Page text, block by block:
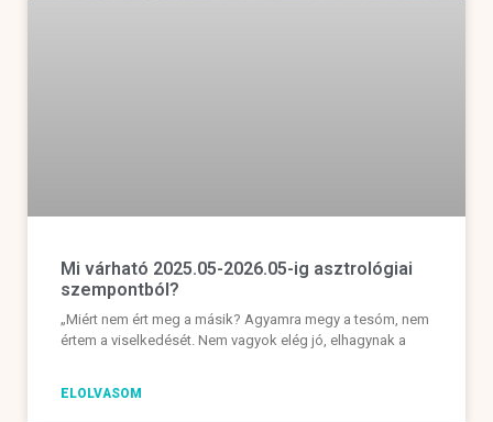
Mi várható 2025.05-2026.05-ig asztrológiai
szempontból?
„Miért nem ért meg a másik? Agyamra megy a tesóm, nem
értem a viselkedését. Nem vagyok elég jó, elhagynak a
ELOLVASOM